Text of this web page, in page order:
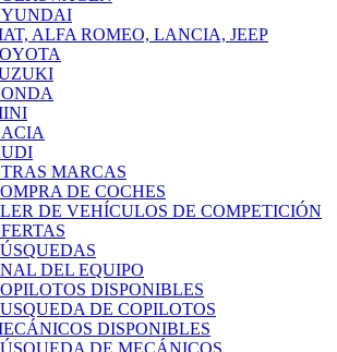
ALFA ROMEO, LANCIA, JEEP
MARCAS
DE COCHES
DE VEHÍCULOS DE COMPETICIÓN
DEL EQUIPO
DISPONIBLES
DE COPILOTOS
DISPONIBLES
DE MECÁNICOS